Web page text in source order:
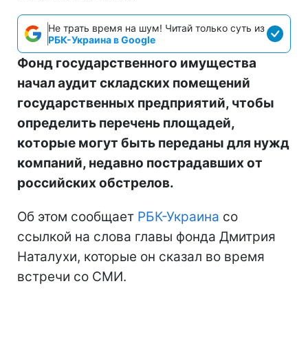
Не трать время на шум! Читай только суть из
РБК-Украина в Google
Фонд государственного имущества
начал аудит складских помещений
государственных предприятий, чтобы
определить перечень площадей,
которые могут быть переданы для нужд
компаний, недавно пострадавших от
российских обстрелов.
Об этом сообщает РБК-Украина со
ссылкой на слова главы фонда Дмитрия
Наталухи, которые он сказал во время
встречи со СМИ.